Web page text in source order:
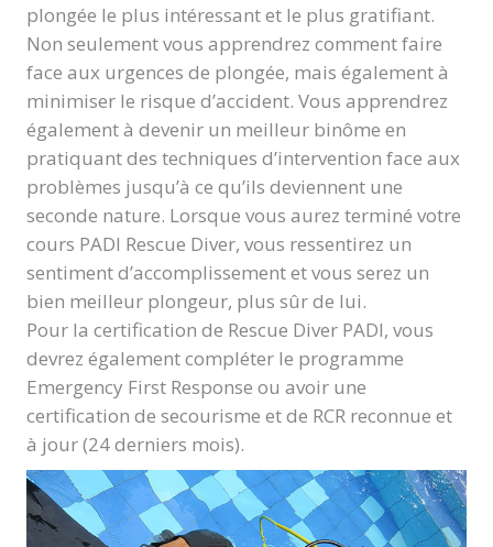
plongée le plus intéressant et le plus gratifiant.
Non seulement vous apprendrez comment faire
face aux urgences de plongée, mais également à
minimiser le risque d’accident. Vous apprendrez
également à devenir un meilleur binôme en
pratiquant des techniques d’intervention face aux
problèmes jusqu’à ce qu’ils deviennent une
seconde nature. Lorsque vous aurez terminé votre
cours PADI Rescue Diver, vous ressentirez un
sentiment d’accomplissement et vous serez un
bien meilleur plongeur, plus sûr de lui.
Pour la certification de Rescue Diver PADI, vous
devrez également compléter le programme
Emergency First Response ou avoir une
certification de secourisme et de RCR reconnue et
à jour (24 derniers mois).